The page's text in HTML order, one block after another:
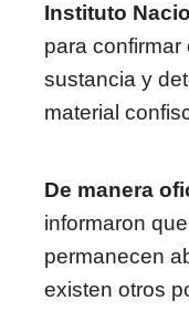
Instituto
para confirmar
sustancia y
material
De manera
informaron
permanecen
existen otros